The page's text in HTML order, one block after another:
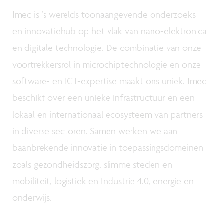
Imec is ’s werelds toonaangevende onderzoeks-
en innovatiehub op het vlak van nano-elektronica
en digitale technologie. De combinatie van onze
voortrekkersrol in microchiptechnologie en onze
software- en ICT-expertise maakt ons uniek. Imec
beschikt over een unieke infrastructuur en een
lokaal en internationaal ecosysteem van partners
in diverse sectoren. Samen werken we aan
baanbrekende innovatie in toepassingsdomeinen
zoals gezondheidszorg, slimme steden en
mobiliteit, logistiek en Industrie 4.0, energie en
onderwijs.